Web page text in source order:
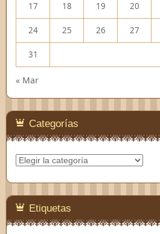
17 18 19 20
24 25 26 27
31
« Mar
Categorías
Categorías
Etiquetas